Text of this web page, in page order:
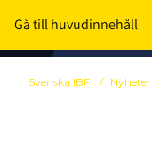
Gå till huvudinnehåll
Svenska IBF / Nyheter